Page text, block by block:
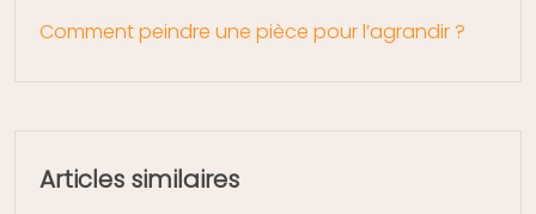
Comment peindre une pièce pour l’agrandir ?
Articles similaires